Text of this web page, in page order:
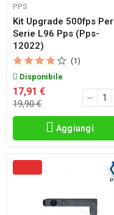
PPS
Kit Upgrade 500fps Per
Serie L96 Pps (pps-
12022)
(1)
Disponibile
17,91 €
19,90 €
Aggiungi